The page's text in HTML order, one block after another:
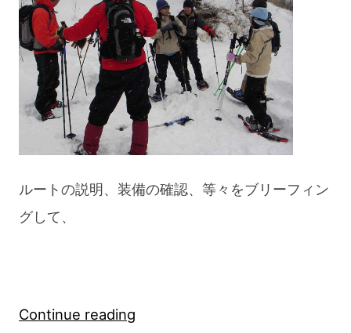
ルートの説明、装備の確認、等々をブリーフィン
グして、
Continue reading